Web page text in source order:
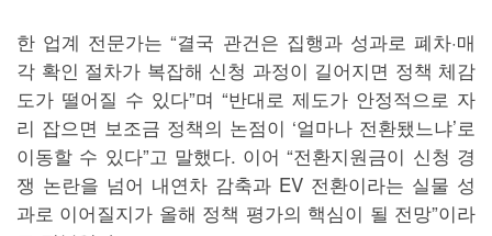
한 업계 전문가는 “결국 관건은 집행과 성과로 폐차·매
각 확인 절차가 복잡해 신청 과정이 길어지면 정책 체감
도가 떨어질 수 있다”며 “반대로 제도가 안정적으로 자
리 잡으면 보조금 정책의 논점이 ‘얼마나 전환됐느냐’로
이동할 수 있다”고 말했다. 이어 “전환지원금이 신청 경
쟁 논란을 넘어 내연차 감축과 EV 전환이라는 실물 성
과로 이어질지가 올해 정책 평가의 핵심이 될 전망”이라